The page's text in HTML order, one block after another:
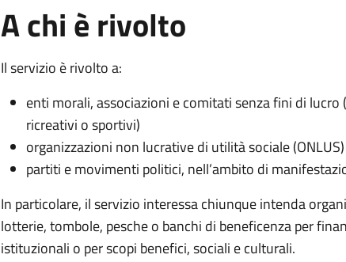
A chi è rivolto
Il servizio è rivolto a:
enti morali, associazioni e comitati senza fini di lucro
ricreativi o sportivi)
organizzazioni non lucrative di utilità sociale (ONLUS)
partiti e movimenti politici, nell’ambito di
In particolare, il servizio interessa chiunque intenda
lotterie, tombole, pesche o banchi di beneficenza per
istituzionali o per scopi benefici, sociali e culturali.